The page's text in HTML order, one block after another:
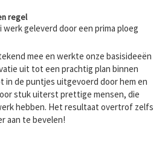
regel
geleverd door een prima ploeg
mee en werkte onze basisideeën
uit tot een prachtig plan binnen
in de puntjes uitgevoerd door hem en
stuk uiterst prettige mensen, die
hebben. Het resultaat overtrof zelfs
aan te bevelen!